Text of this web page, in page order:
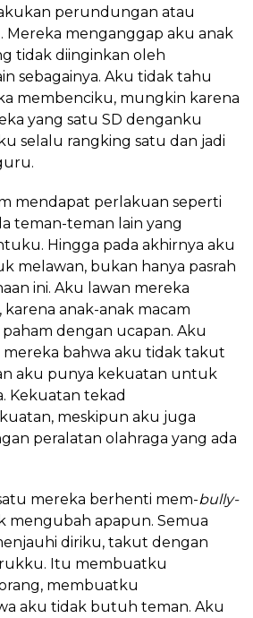
perundungan atau
Mereka menganggap aku anak
tidak diinginkan oleh
sebagainya. Aku tidak tahu
membenciku, mungkin karena
yang satu SD denganku
selalu rangking satu dan jadi
mendapat perlakuan seperti
teman-teman lain yang
Hingga pada akhirnya aku
melawan, bukan hanya pasrah
ini. Aku lawan mereka
anak-anak macam
dengan ucapan. Aku
bahwa aku tidak takut
aku punya kekuatan untuk
Kekuatan tekad
meskipun aku juga
peralatan olahraga yang ada
mereka berhenti mem-bully­-
mengubah apapun. Semua
diriku, takut dengan
Itu membuatku
membuatku
aku tidak butuh teman. Aku